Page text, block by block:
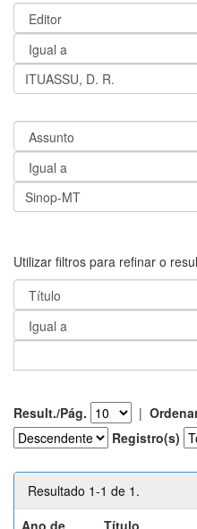
Utilizar filtros para refinar o
Result./Pág. |
Registro(s)
Resultado 1-1 de 1.
Ano de
Título